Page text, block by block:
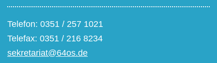
Telefon: 0351 / 257 1021
Telefax: 0351 / 216 8234
sekretariat@64os.de